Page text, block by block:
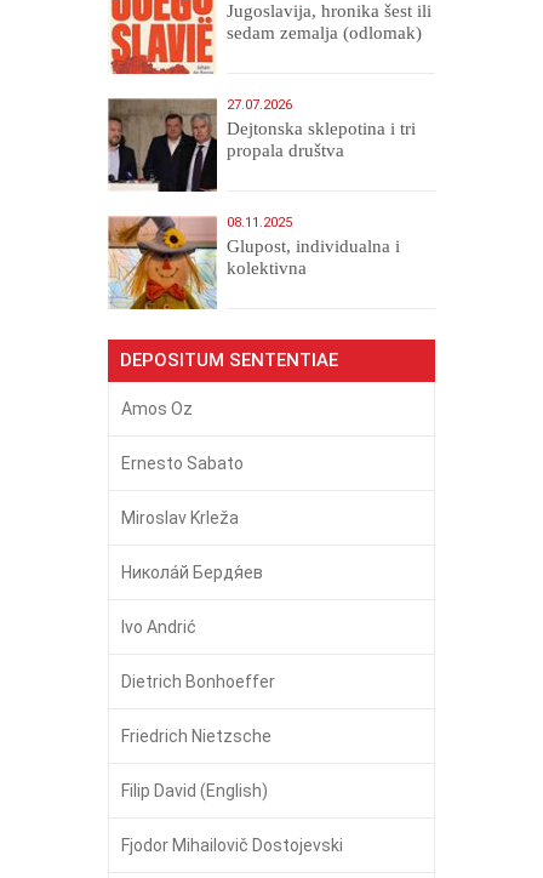
Jugoslavija, hronika šest ili
sedam zemalja (odlomak)
27.07.2026
Dejtonska sklepotina i tri
propala društva
08.11.2025
Glupost, individualna i
kolektivna
DEPOSITUM SENTENTIAE
Amos Oz
Ernesto Sabato
Miroslav Krleža
Никола́й Бердя́ев
Ivo Andrić
Dietrich Bonhoeffer
Friedrich Nietzsche
Filip David (English)
Fjodor Mihailovič Dostojevski